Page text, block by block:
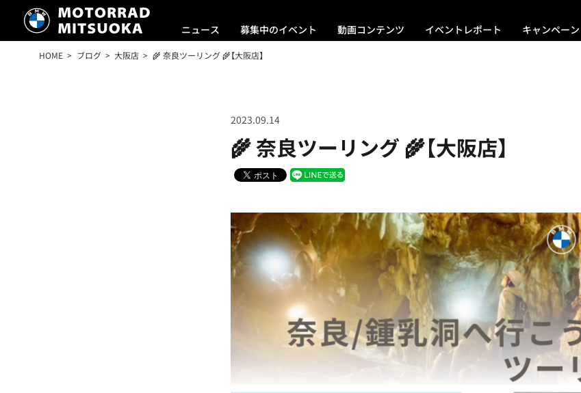
ニュース 募集中のイベント 動画コンテンツ イベントレポート キャンペーン
HOME ブログ 大阪店 🌾 奈良ツーリング 🌾【大阪店】
🌾 奈良ツーリング 🌾【大阪店】
2023.09.14